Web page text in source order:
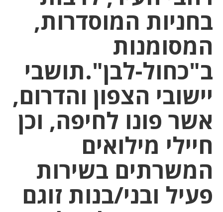
בחניות המוסדרות,
המסומנות
ב"כחול-לבן".תושבי
יישובי הצפון והדרום,
אשר פונו לחיפה, וכן
חיילי מילואים
המשרתים בשירות
פעיל ובני/בנות זוגם